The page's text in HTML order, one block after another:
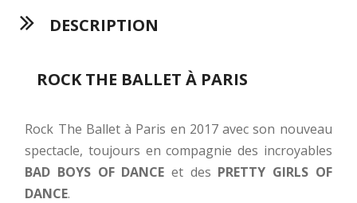
DESCRIPTION
ROCK THE BALLET À PARIS
Rock The Ballet à Paris en 2017 avec son nouveau
spectacle, toujours en compagnie des incroyables
BAD BOYS OF DANCE et des PRETTY GIRLS OF
DANCE.